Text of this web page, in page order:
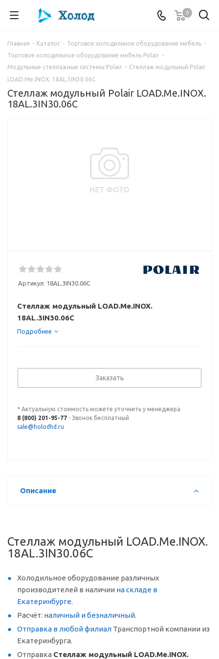
0
Главная - Каталог - Торговое холодильное оборудование мебель -
Торговое холодильное оборудование мебель Polair -
Модульные стеллажные системы Polair - Стеллаж модульный Polair
LOAD.Me.INOX. 18AL.3IN30.06C
Стеллаж модульный Polair LOAD.Me.INOX.
18AL.3IN30.06C
Артикул: 18AL.3IN30.06C
Стеллаж модульный LOAD.Me.INOX.
18AL.3IN30.06C
Подробнее
Заказать
* Актуальную стоимость можете уточнить у менеджера
8 (800) 201-95-77 - Звонок бесплатный
sale@holodhd.ru
Описание
Стеллаж модульный LOAD.Me.INOX.
18AL.3IN30.06C
Холодильное оборудование различных
производителей в наличии на складе в
Екатеринбурге.
Расчёт: наличный и безналичный.
Отправка в любой филиал Транспортной компании из
Екатеринбурга.
Отправка Стеллаж модульный LOAD.Me.INOX.